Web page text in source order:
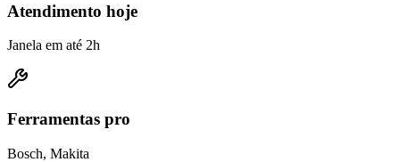
Atendimento hoje
Janela em até 2h
Ferramentas pro
Bosch, Makita